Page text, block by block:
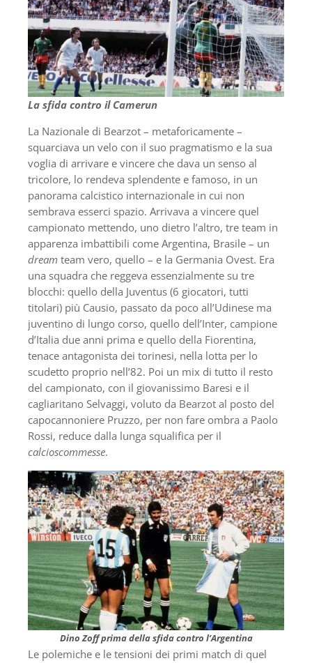
La sfida contro il Camerun
La Nazionale di Bearzot – metaforicamente –
squarciava un velo con il suo pragmatismo e la sua
voglia di arrivare e vincere che dava un senso al
tricolore, lo rendeva splendente e famoso, in un
panorama calcistico internazionale in cui non
sembrava esserci spazio. Arrivava a vincere quel
campionato mettendo, uno dietro l’altro, tre team in
apparenza imbattibili come Argentina, Brasile – un
dream team vero, quello – e la Germania Ovest. Era
una squadra che reggeva essenzialmente su tre
blocchi: quello della Juventus (6 giocatori, tutti
titolari) più Causio, passato da poco all’Udinese ma
juventino di lungo corso, quello dell’Inter, campione
d’Italia due anni prima e quello della Fiorentina,
tenace antagonista dei torinesi, nella lotta per lo
scudetto proprio nell’82. Poi un mix di tutto il resto
del campionato, con il giovanissimo Baresi e il
cagliaritano Selvaggi, voluto da Bearzot al posto del
capocannoniere Pruzzo, per non fare ombra a Paolo
Rossi, reduce dalla lunga squalifica per il
calcioscommesse.
Dino Zoff prima della sfida contro l’Argentina
Le polemiche e le tensioni dei primi match di quel